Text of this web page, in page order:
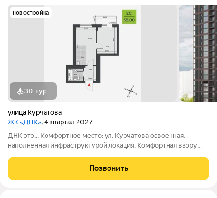
новостройка
3D-тур
улица Курчатова
ЖК «ДНК», 4 квартал 2027
ДНК это... Комфортное место: ул. Курчатова освоенная,
наполненная инфраструктурой локация. Комфортная взору
многообразие планировок, квартиры с
Позвонить